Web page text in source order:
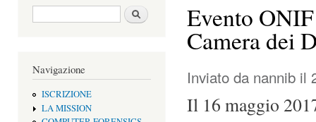
Form di ricerca Cerca
Navigazione
ISCRIZIONE
LA MISSION
Evento
Camera dei
Inviato da nannib il
Il 16 maggio